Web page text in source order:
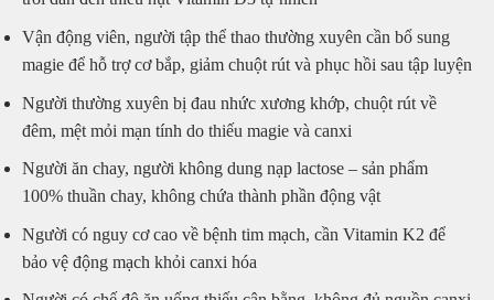
Vận động viên, người tập thể thao thường xuyên cần bổ sung
magie để hỗ trợ cơ bắp, giảm chuột rút và phục hồi sau tập luyện
Người thường xuyên bị đau nhức xương khớp, chuột rút về
đêm, mệt mỏi mạn tính do thiếu magie và canxi
Người ăn chay, người không dung nạp lactose – sản phẩm
100% thuần chay, không chứa thành phần động vật
Người có nguy cơ cao về bệnh tim mạch, cần Vitamin K2 để
bảo vệ động mạch khỏi canxi hóa